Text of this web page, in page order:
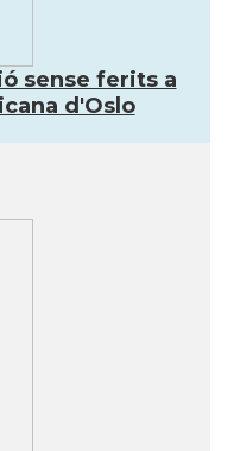
sense ferits a
d'Oslo